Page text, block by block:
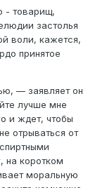
- товарищ,
застолья
воли, кажется,
принятое
— заявляет он
лучше мне
и ждет, чтобы
отрываться от
на коротком
моральную